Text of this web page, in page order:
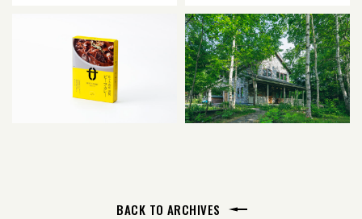
BACK TO ARCHIVES